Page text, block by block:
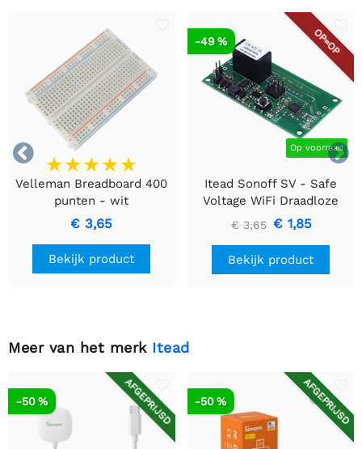


Velleman Breadboard 400
punten - wit
€ 3,65
Bekijk product
OP=OP
Op voorraad
-49 %
Itead Sonoff SV - Safe
Voltage WiFi Draadloze
Switch
€ 3,65 € 1,85
Bekijk product
Meer van het merk Itead
AFGEPRIJSD
-50 % AFGEPRIJSD
-50 %